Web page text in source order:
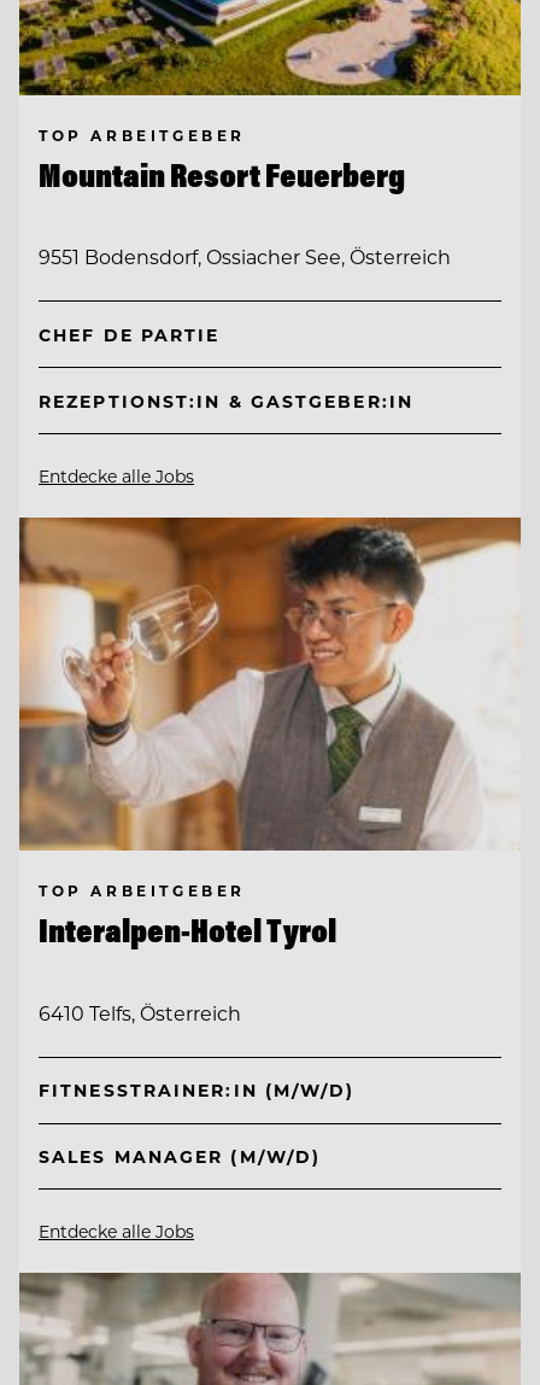
TOP ARBEITGEBER
Mountain Resort Feuerberg
9551 Bodensdorf, Ossiacher See, Österreich
CHEF DE PARTIE
REZEPTIONST:IN & GASTGEBER:IN
Entdecke alle Jobs
TOP ARBEITGEBER
Interalpen-Hotel Tyrol
6410 Telfs, Österreich
FITNESSTRAINER:IN (M/W/D)
SALES MANAGER (M/W/D)
Entdecke alle Jobs